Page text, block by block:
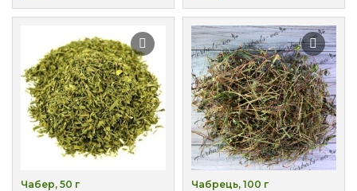
Чабер, 50 г Чабрець, 100 г